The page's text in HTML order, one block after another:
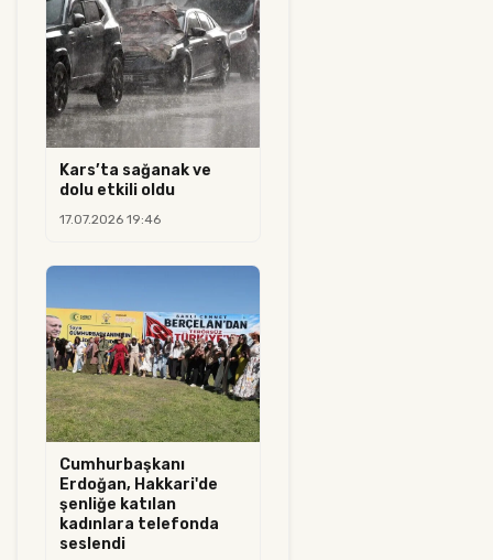
Kars’ta sağanak ve
dolu etkili oldu
17.07.2026 19:46
Cumhurbaşkanı
Erdoğan, Hakkari'de
şenliğe katılan
kadınlara telefonda
seslendi